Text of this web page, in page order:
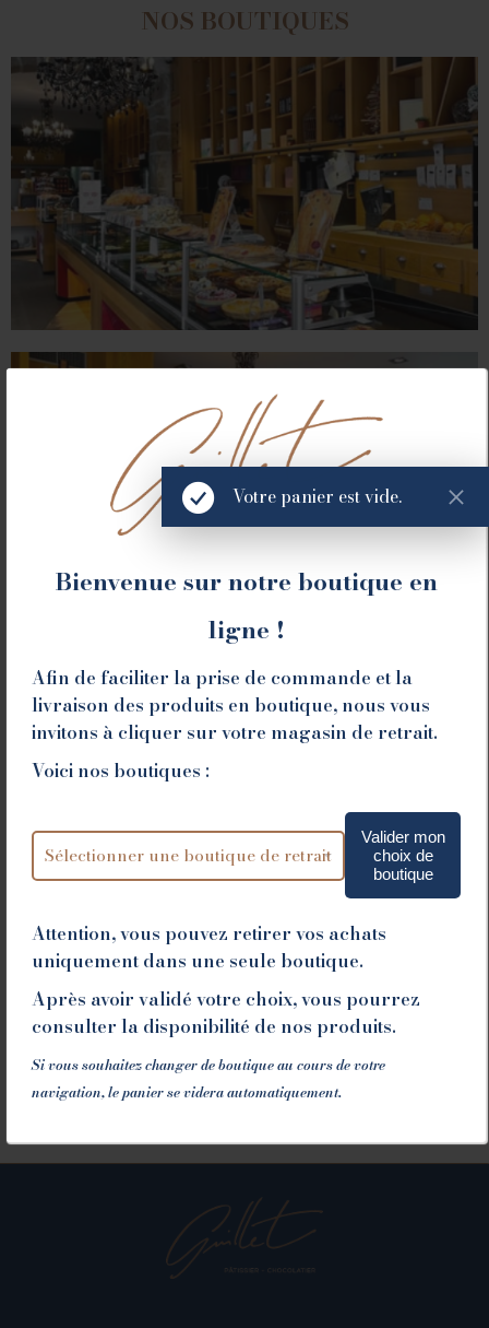
Bienvenue sur notre boutique en
ligne !
Afin de faciliter la prise de commande et la
livraison des produits en boutique, nous vous
invitons à cliquer sur votre magasin de retrait.
Voici nos boutiques :
Valider mon
choix de
boutique
Attention, vous pouvez retirer vos achats
uniquement dans une seule boutique.
Après avoir validé votre choix, vous pourrez
consulter la disponibilité de nos produits.
Si vous souhaitez changer de boutique au cours de votre
navigation, le panier se videra automatiquement.
Votre panier est vide.
NOS BOUTIQUES
ROMANS
78 place Jean Jaurès - 26100 Romans sur Isère
Tél. 04 75 02 26 80
VALENCE
1 place du Champ de Mars - 26000 Valence
Tél. 04 75 60 90 28
LA FABRIQUE
1082 Chemin de Devienne - 26100 Romans sur Isère
RELAIS DESSERT
Association rassemblant les 100 meilleurs patissiers du